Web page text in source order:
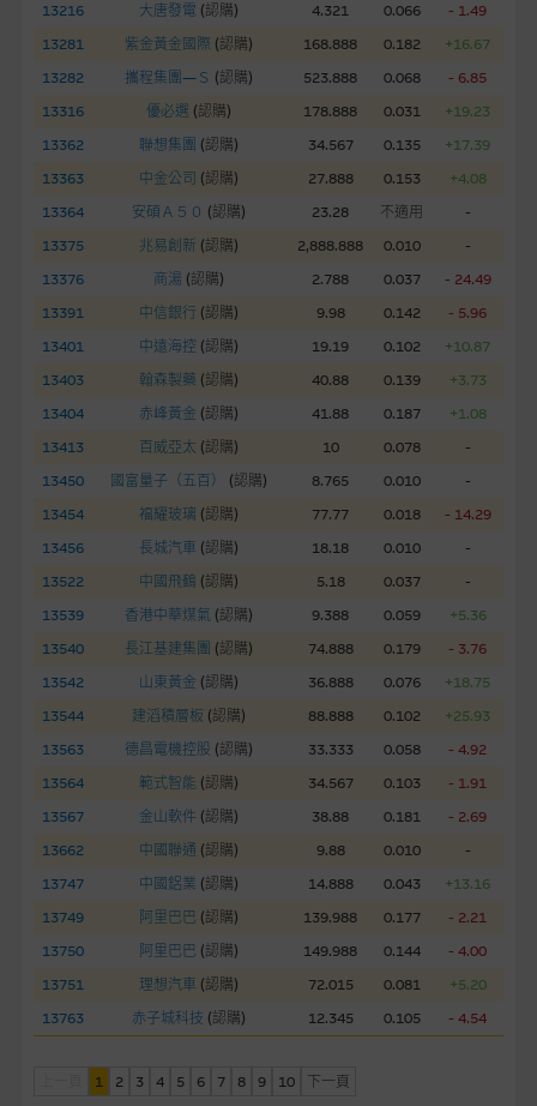
13216
大唐發電 (認購) 4.321 0.066
- 1.49
13281
紫金黃金國際 (認購) 168.888 0.182
+16.67
13282
攜程集團—Ｓ (認購) 523.888 0.068
- 6.85
13316
優必選 (認購) 178.888 0.031
+19.23
13362
聯想集團 (認購) 34.567 0.135
+17.39
13363
中金公司 (認購) 27.888 0.153
+4.08
13364
安碩Ａ５０ (認購) 23.28 不適用
-
13375
兆易創新 (認購) 2,888.888 0.010
-
13376
商湯 (認購) 2.788 0.037
- 24.49
13391
中信銀行 (認購) 9.98 0.142
- 5.96
13401
中遠海控 (認購) 19.19 0.102
+10.87
13403
翰森製藥 (認購) 40.88 0.139
+3.73
13404
赤峰黃金 (認購) 41.88 0.187
+1.08
13413
百威亞太 (認購) 10 0.078
-
13450
國富量子（五百） (認購) 8.765 0.010
-
13454
福耀玻璃 (認購) 77.77 0.018
- 14.29
13456
長城汽車 (認購) 18.18 0.010
-
13522
中國飛鶴 (認購) 5.18 0.037
-
13539
香港中華煤氣 (認購) 9.388 0.059
+5.36
13540
長江基建集團 (認購) 74.888 0.179
- 3.76
13542
山東黃金 (認購) 36.888 0.076
+18.75
13544
建滔積層板 (認購) 88.888 0.102
+25.93
13563
德昌電機控股 (認購) 33.333 0.058
- 4.92
13564
範式智能 (認購) 34.567 0.103
- 1.91
13567
金山軟件 (認購) 38.88 0.181
- 2.69
13662
中國聯通 (認購) 9.88 0.010
-
13747
中國鋁業 (認購) 14.888 0.043
+13.16
13749
阿里巴巴 (認購) 139.988 0.177
- 2.21
13750
阿里巴巴 (認購) 149.988 0.144
- 4.00
13751
理想汽車 (認購) 72.015 0.081
+5.20
13763
赤子城科技 (認購) 12.345 0.105 - 4.54
1 2 3 4 5 6 7 8 9 10
下一頁
表現並不反映未來表現。產品的第二市場可能有限而麥格理資本
股份有限公司可能是唯一報價方。閣下應閱讀載于
www.warrants.com.hk 之上市文件以瞭解結構性產品的詳情及
自行評估箇中風險。如有需要，請徵詢獨立之專業意見。牛熊證
損失全部投資；而(ii)R類牛熊證之剩餘價值則可能為零。
網站連結
本網站或載有連接非由麥格理集團管理的網站的連結。此等連結
純為方便閣下取得更多關於市場上相關產品及機構的資訊。麥格
理集團對此等網站的內容及所介紹的產品或服務，均無任何操控
適，不作任何聲明。麥格理集團建議閣下自行向本網站述及或連
接的第三者查詢。此外，載有第三者網站的連結，不應視為該第
三者推介本網站。
本網站雖連接第三者管理的網站，但麥格理集團並非授權網站瀏
權。
經由本網站接觸到的軟件應用
部分可經本網站連結下載的軟件程式屬於第三者的產品。閣下使
用此等屬於第三者的軟件，須自負全責。此等軟件的使用，可能
受軟件持有人訂出的使用條款約束。
在法律容許的所有範圍內，麥格理集團概不承擔經由本網站使用
或下載任何軟件(不論是否屬於第三者)而引起的責任。麥格理集
團並且對此等軟件不作任何聲明，也不提供任何保證，特別是在
法律容許的所有範圍內，概不負責經由本網站使用或下載任何軟
件(不論是否屬於第三者)而出現電腦病毒或任何其他後果所導致
損)。
基本上市文件及補充上市文件
就有關MBL每次發行之認股證及/或牛熊證而言，認股證及/或牛
熊證之條款及條件以及發行商的財務與其他資料已載列於基本上
於本網站。